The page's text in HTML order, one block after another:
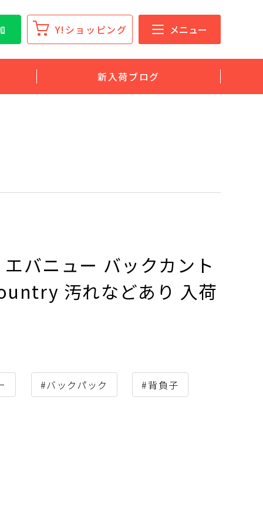
Y!ショッピング メニュー
新入荷ブログ
バニュー バックカント
汚れなどあり 入荷
#バックパック #背負子